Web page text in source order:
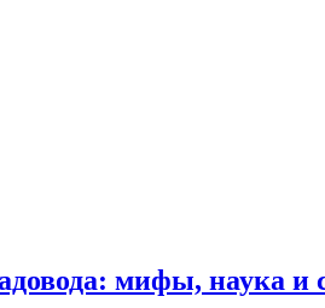
мифы, наука и